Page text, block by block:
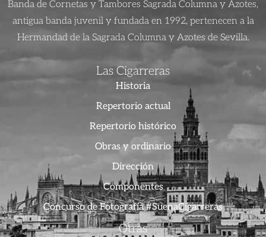
Banda de Cornetas y Tambores Sagrada Columna y Azotes,
antigua banda juvenil y fundada en 1992, pertenecen a la
Hermandad de la Sagrada Columna y Azotes de Sevilla.
Las Cigarreras
Historia
Repertorio actual
Repertorio histórico
Obras y ordinario
Dirección
Componentes
Concurso de Fotografía #SuenaCigarreras
Otras